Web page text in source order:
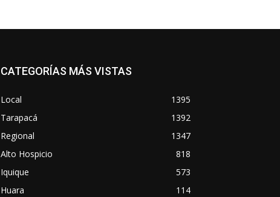
CATEGORÍAS MÁS VISTAS
Local
1395
Tarapacá
1392
Regional
1347
Alto Hospicio
818
Iquique
573
Huara
114